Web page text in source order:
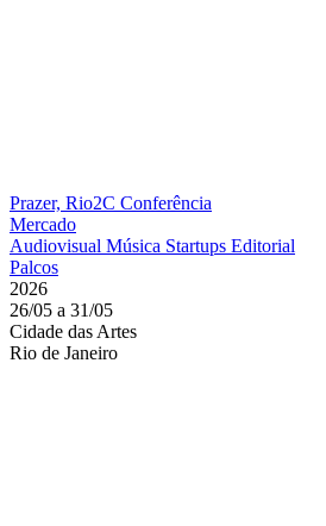
Prazer, Rio2C Conferência
Mercado
Audiovisual Música Startups Editorial
Palcos
2026
26/05 a 31/05
Cidade das Artes
Rio de Janeiro